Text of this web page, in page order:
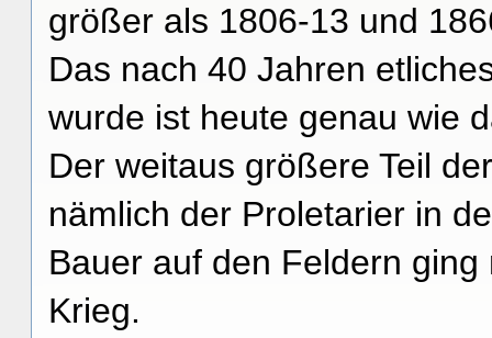
größer als 1806-13 und
Das nach 40 Jahren
wurde ist heute genau wie
Der weitaus größere Teil
nämlich der Proletarier in
Bauer auf den Feldern
Krieg.